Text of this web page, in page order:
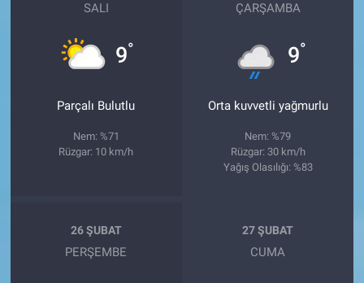
SALI
9°
Parçalı Bulutlu
Nem: %71
Rüzgar: 10 km/h
ÇARŞAMBA
9°
Orta kuvvetli yağmurlu
Nem: %79
Rüzgar: 30 km/h
Yağış Olasılığı: %83
26 ŞUBAT
PERŞEMBE
27 ŞUBAT
CUMA